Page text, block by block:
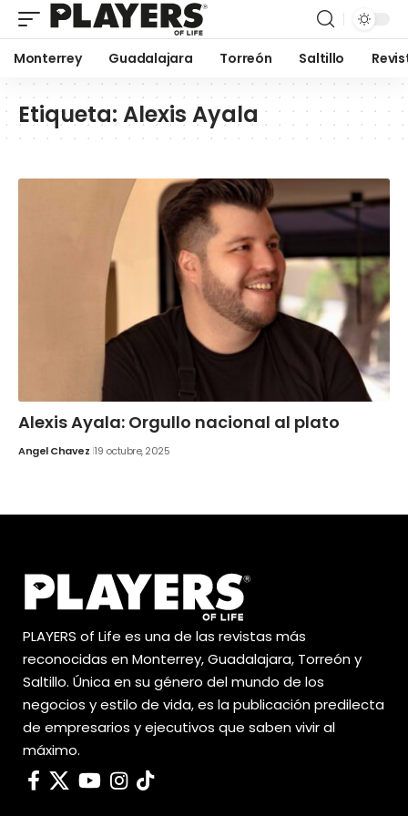
Monterrey Guadalajara Torreón Saltillo
Etiqueta: Alexis Ayala
Alexis Ayala: Orgullo nacional al plato
Angel Chavez 19 octubre, 2025
PLAYERS of Life es una de las revistas más
reconocidas en Monterrey, Guadalajara, Torreón y
Saltillo. Única en su género del mundo de los
negocios y estilo de vida, es la publicación predilecta
de empresarios y ejecutivos que saben vivir al
máximo.